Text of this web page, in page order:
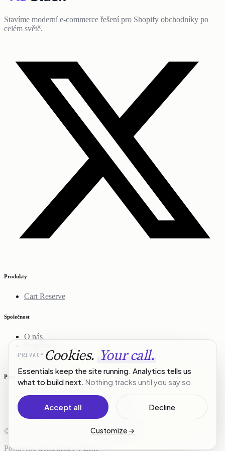
Stavíme moderní e-commerce řešení pro Shopify obchodníky po
celém světě.
Produkty
Cart Reserve
Společnost
O nás
Kontakt
Právní
Zásady ochrany osobních údajů
Podmínky služby
© 2026 R3Stack. Všechna práva vyhrazena.
Postaveno třemi bratry v Brně
PRIVACY Cookies. Your call.
Essentials keep the site running. Analytics tells us
what to build next. Nothing tracks until you say so.
Accept all Decline
Customize→